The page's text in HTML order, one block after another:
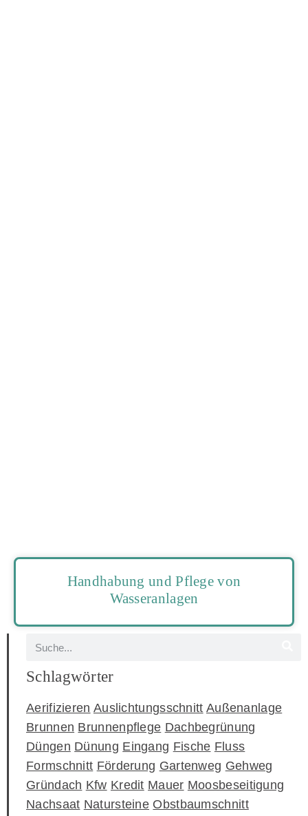
Handhabung und Pflege von
Wasseranlagen
Schlagwörter
Aerifizieren Auslichtungsschnitt Außenanlage
Brunnen Brunnenpflege Dachbegrünung
Düngen Dünung Eingang Fische Fluss
Formschnitt Förderung Gartenweg Gehweg
Gründach Kfw Kredit Mauer Moosbeseitigung
Nachsaat Natursteine Obstbaumschnitt